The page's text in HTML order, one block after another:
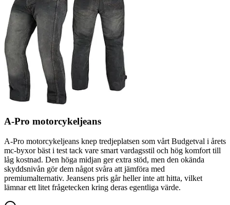
A-Pro motorcykeljeans
A-Pro motorcykeljeans knep tredjeplatsen som vårt Budgetval i årets
mc-byxor bäst i test tack vare smart vardagsstil och hög komfort till
låg kostnad. Den höga midjan ger extra stöd, men den okända
skyddsnivån gör dem något svåra att jämföra med
premiumalternativ. Jeansens pris går heller inte att hitta, vilket
lämnar ett litet frågetecken kring deras egentliga värde.